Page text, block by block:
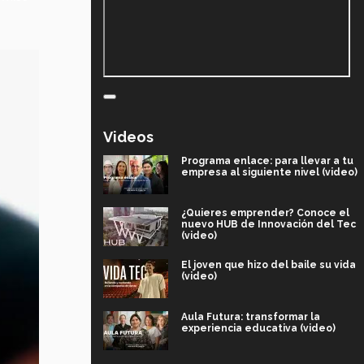
Videos
Programa enlace: para llevar a tu
empresa al siguiente nivel (video)
¿Quieres emprender? Conoce el
nuevo HUB de Innovación del Tec
(video)
El joven que hizo del baile su vida
(video)
Aula Futura: transformar la
experiencia educativa (video)